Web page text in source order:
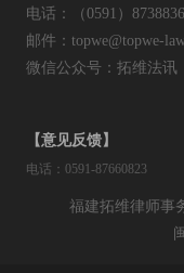
电话：（0591）
邮件：topwe@topwe-
微信公众号：拓维法讯
【意见反馈】
电话：0591-87660823
福建拓维律师事